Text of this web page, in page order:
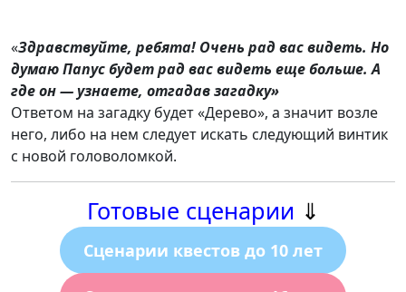
«Здравствуйте, ребята! Очень рад вас видеть. Но
думаю Папус будет рад вас видеть еще больше. А
где он — узнаете, отгадав загадку»
Ответом на загадку будет «Дерево», а значит возле
него, либо на нем следует искать следующий винтик
с новой головоломкой.
Готовые сценарии ⇓
Сценарии квестов до 10 лет